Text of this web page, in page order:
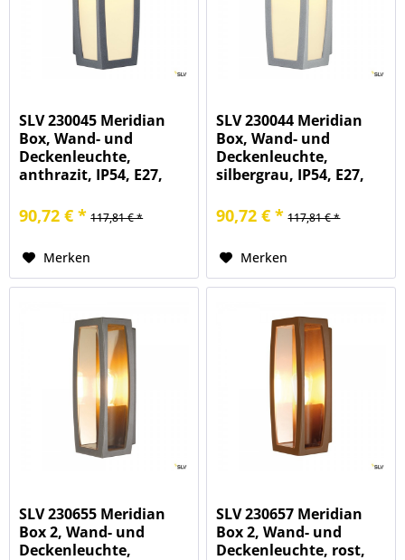
SLV 230045 Meridian
Box, Wand- und
Deckenleuchte,
anthrazit, IP54, E27,
90,72 € * 117,81 € *
Merken
SLV 230044 Meridian
Box, Wand- und
Deckenleuchte,
silbergrau, IP54, E27,
90,72 € * 117,81 € *
Merken
SLV 230655 Meridian
Box 2, Wand- und
Deckenleuchte,
SLV 230657 Meridian
Box 2, Wand- und
Deckenleuchte, rost,